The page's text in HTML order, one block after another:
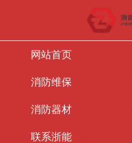
网站首页
消防维保
消防器材
联系浙能